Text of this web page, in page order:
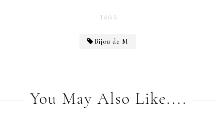
TAGS
Bijou de M
You May Also Like....